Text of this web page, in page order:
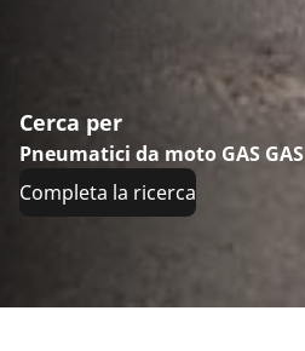
Cerca per
Pneumatici da moto GAS GAS
Completa la ricerca